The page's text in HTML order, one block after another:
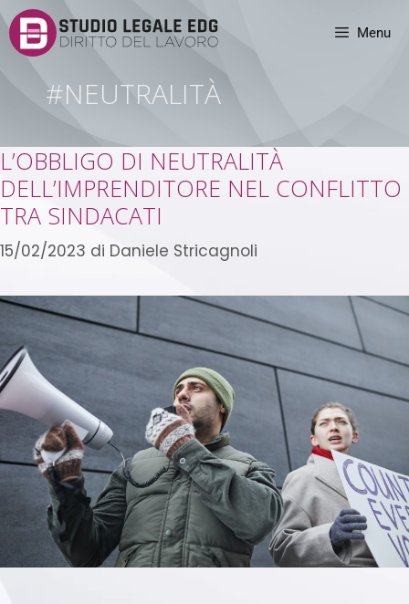
Menu
#NEUTRALITÀ
L’OBBLIGO DI NEUTRALITÀ
DELL’IMPRENDITORE NEL CONFLITTO
TRA SINDACATI
15/02/2023 di Daniele Stricagnoli